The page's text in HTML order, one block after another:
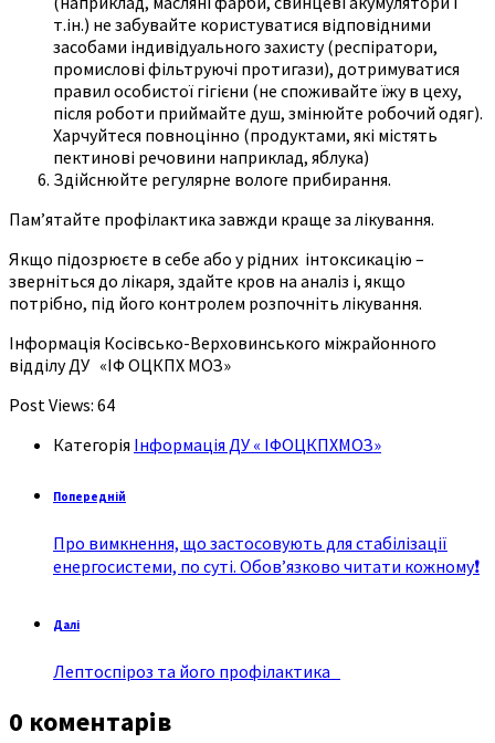
т.ін.) не забувайте користуватися відповідними
засобами індивідуального захисту (респіратори,
промислові фільтруючі протигази), дотримуватися
правил особистої гігієни (не споживайте їжу в цеху,
після роботи приймайте душ, змінюйте робочий одяг).
Харчуйтеся повноцінно (продуктами, які містять
пектинові речовини наприклад, яблука)
Здійснюйте регулярне вологе прибирання.
Пам’ятайте профілактика завжди краще за лікування.
Якщо підозрюєте в себе або у рідних інтоксикацію –
зверніться до лікаря, здайте кров на аналіз і, якщо
потрібно, під його контролем розпочніть лікування.
Інформація Косівсько-Верховинського міжрайонного
відділу ДУ «ІФ ОЦКПХ МОЗ»
Post Views: 64
Категорія Інформація ДУ « ІФОЦКПХМОЗ»
Попередній
Про вимкнення, що застосовують для стабілізації
енергосистеми, по суті. Обов’язково читати кожному❗
Далі
Лептоспіроз та його профілактика
0 коментарів